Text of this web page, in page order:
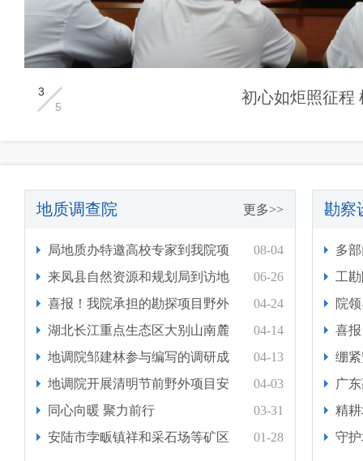
初心如炬照征程
3
5
更多>>
地质调查院
08-04
局地质办特邀高校专家到我院项
06-26
来凤县自然资源和规划局到访地
04-24
喜报！我院承担的勘探项目野外
04-14
湖北长江重点生态区大别山南麓
04-13
地调院邹建林参与编写的调研成
04-03
地调院开展清明节前野外项目安
03-31
同心向暖 聚力前行
01-28
安陆市孛畈镇祥和采石场等矿区
勘察
多
工
院
喜
绷
广
精
守